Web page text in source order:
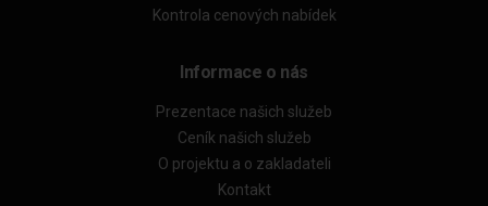
Kontrola cenových nabídek
Informace o nás
Prezentace našich služeb
Ceník našich služeb
O projektu a o zakladateli
Kontakt